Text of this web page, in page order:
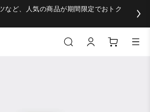
など、人気の商品が期間限定でおトク